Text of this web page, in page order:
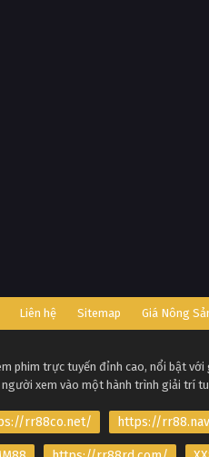
Liên hệ Sitemap Giá Nông
phim trực tuyến đỉnh cao, nổi bật với
xem vào một hành trình giải trí
rr88co.net/ https://